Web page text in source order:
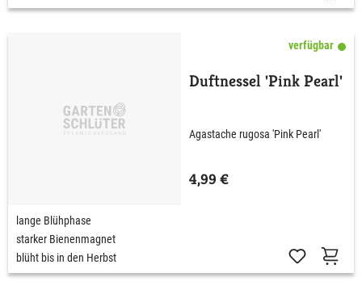
verfügbar
Duftnessel 'Pink Pearl'
Agastache rugosa 'Pink Pearl'
4,99 €
lange Blühphase
starker Bienenmagnet
blüht bis in den Herbst